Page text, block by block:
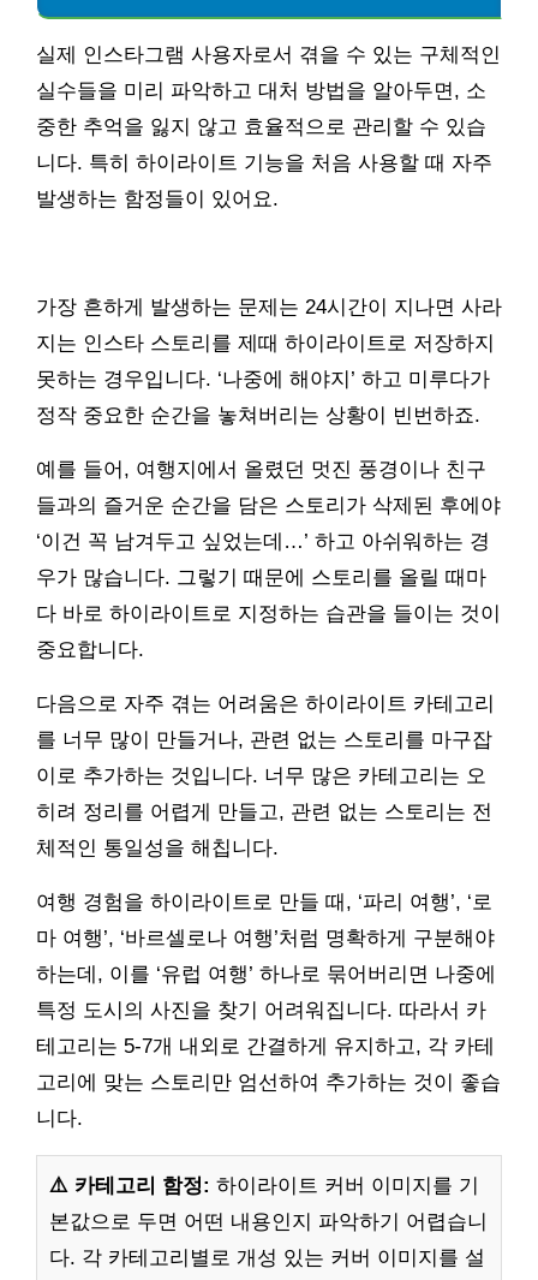
실제 인스타그램 사용자로서 겪을 수 있는 구체적인
실수들을 미리 파악하고 대처 방법을 알아두면, 소
중한 추억을 잃지 않고 효율적으로 관리할 수 있습
니다. 특히 하이라이트 기능을 처음 사용할 때 자주
발생하는 함정들이 있어요.
가장 흔하게 발생하는 문제는 24시간이 지나면 사라
지는 인스타 스토리를 제때 하이라이트로 저장하지
못하는 경우입니다. ‘나중에 해야지’ 하고 미루다가
정작 중요한 순간을 놓쳐버리는 상황이 빈번하죠.
예를 들어, 여행지에서 올렸던 멋진 풍경이나 친구
들과의 즐거운 순간을 담은 스토리가 삭제된 후에야
‘이건 꼭 남겨두고 싶었는데…’ 하고 아쉬워하는 경
우가 많습니다. 그렇기 때문에 스토리를 올릴 때마
다 바로 하이라이트로 지정하는 습관을 들이는 것이
중요합니다.
다음으로 자주 겪는 어려움은 하이라이트 카테고리
를 너무 많이 만들거나, 관련 없는 스토리를 마구잡
이로 추가하는 것입니다. 너무 많은 카테고리는 오
히려 정리를 어렵게 만들고, 관련 없는 스토리는 전
체적인 통일성을 해칩니다.
여행 경험을 하이라이트로 만들 때, ‘파리 여행’, ‘로
마 여행’, ‘바르셀로나 여행’처럼 명확하게 구분해야
하는데, 이를 ‘유럽 여행’ 하나로 묶어버리면 나중에
특정 도시의 사진을 찾기 어려워집니다. 따라서 카
테고리는 5-7개 내외로 간결하게 유지하고, 각 카테
고리에 맞는 스토리만 엄선하여 추가하는 것이 좋습
니다.
⚠️ 카테고리 함정: 하이라이트 커버 이미지를 기
본값으로 두면 어떤 내용인지 파악하기 어렵습니
다. 각 카테고리별로 개성 있는 커버 이미지를 설